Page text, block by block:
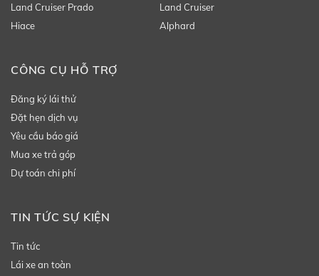
Land Cruiser Prado
Land Cruiser
Hiace
Alphard
CÔNG CỤ HỖ TRỢ
Đăng ký lái thử
Đặt hẹn dịch vụ
Yêu cầu báo giá
Mua xe trả góp
Dự toán chi phí
TIN TỨC SỰ KIỆN
Tin tức
Lái xe an toàn